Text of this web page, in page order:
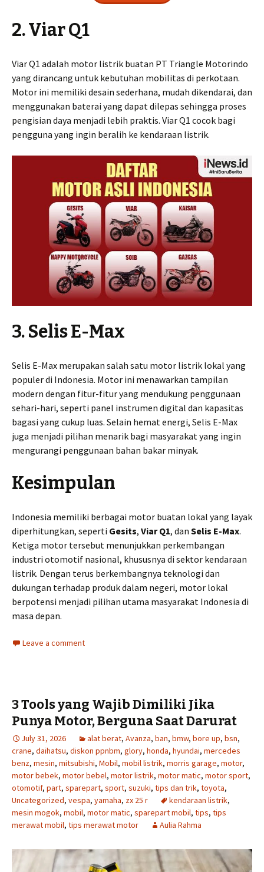
2. Viar Q1
Viar Q1 adalah motor listrik buatan PT Triangle Motorindo
yang dirancang untuk kebutuhan mobilitas di perkotaan.
Motor ini memiliki desain sederhana, mudah dikendarai, dan
menggunakan baterai yang dapat dilepas sehingga proses
pengisian daya menjadi lebih praktis. Viar Q1 cocok bagi
pengguna yang ingin beralih ke kendaraan listrik.
3. Selis E-Max
Selis E-Max merupakan salah satu motor listrik lokal yang
populer di Indonesia. Motor ini menawarkan tampilan
modern dengan fitur-fitur yang mendukung penggunaan
sehari-hari, seperti panel instrumen digital dan kapasitas
bagasi yang cukup luas. Selain hemat energi, Selis E-Max
juga menjadi pilihan menarik bagi masyarakat yang ingin
mengurangi penggunaan bahan bakar minyak.
Kesimpulan
Indonesia memiliki berbagai motor buatan lokal yang layak
diperhitungkan, seperti Gesits, Viar Q1, dan Selis E-Max.
Ketiga motor tersebut menunjukkan perkembangan
industri otomotif nasional, khususnya di sektor kendaraan
listrik. Dengan terus berkembangnya teknologi dan
dukungan terhadap produk dalam negeri, motor lokal
berpotensi menjadi pilihan utama masyarakat Indonesia di
masa depan.
Leave a comment
3 Tools yang Wajib Dimiliki Jika
Punya Motor, Berguna Saat Darurat
July 31, 2026 alat berat, Avanza, ban, bmw, bore up, bsn,
crane, daihatsu, diskon ppnbm, glory, honda, hyundai, mercedes
benz, mesin, mitsubishi, Mobil, mobil listrik, morris garage, motor,
motor bebek, motor bebel, motor listrik, motor matic, motor sport,
otomotif, part, sparepart, sport, suzuki, tips dan trik, toyota,
Uncategorized, vespa, yamaha, zx 25 r kendaraan listrik,
mesin mogok, mobil, motor matic, sparepart mobil, tips, tips
merawat mobil, tips merawat motor Aulia Rahma